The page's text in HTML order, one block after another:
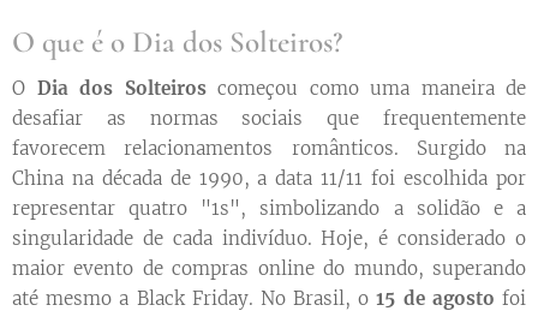
O que é o Dia dos Solteiros?
O Dia dos Solteiroscomeçou como uma maneira de
desafiar as normas sociais que frequentemente
favorecem relacionamentos românticos. Surgido na
China na década de 1990, a data 11/11 foi escolhida por
representar quatro "1s", simbolizando a solidão e a
singularidade de cada indivíduo. Hoje, é considerado o
maior evento de compras online do mundo, superando
até mesmo a Black Friday. No Brasil, o15 de agosto foi